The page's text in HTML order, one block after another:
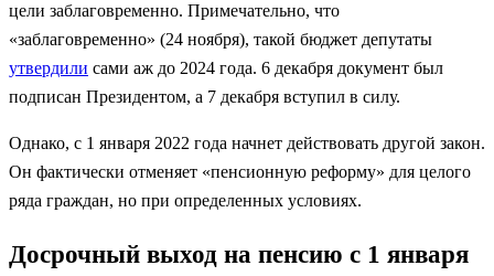
цели заблаговременно. Примечательно, что
«заблаговременно» (24 ноября), такой бюджет депутаты
утвердили сами аж до 2024 года. 6 декабря документ был
подписан Президентом, а 7 декабря вступил в силу.
Однако, с 1 января 2022 года начнет действовать другой закон.
Он фактически отменяет «пенсионную реформу» для целого
ряда граждан, но при определенных условиях.
Досрочный выход на пенсию с 1 января